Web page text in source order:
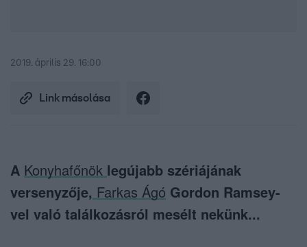
2019. április 29. 16:00
Link másolása
A Konyhafőnök legújabb szériájának
versenyzője, Farkas Ágó Gordon Ramsey-
vel való találkozásról mesélt nekünk...